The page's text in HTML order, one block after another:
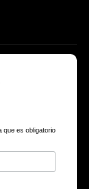
que es obligatorio